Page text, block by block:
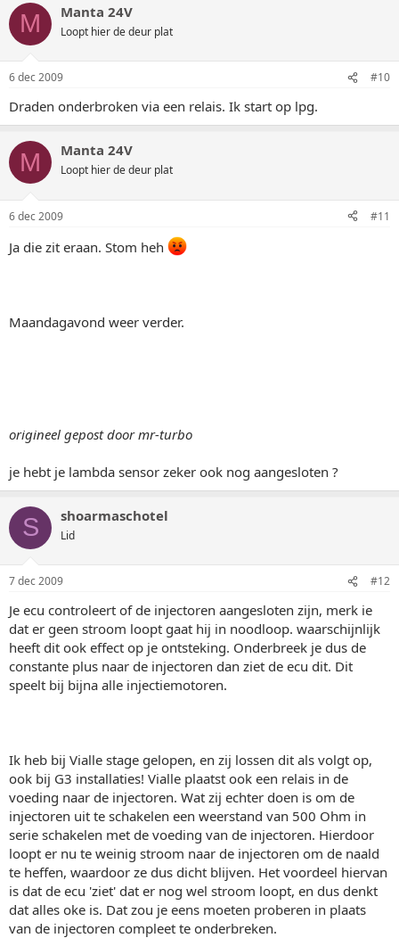
M Manta 24V
Loopt hier de deur plat
6 dec 2009 #10
Draden onderbroken via een relais. Ik start op lpg.
M Manta 24V
Loopt hier de deur plat
6 dec 2009 #11
Ja die zit eraan. Stom heh
Maandagavond weer verder.
origineel gepost door mr-turbo
je hebt je lambda sensor zeker ook nog aangesloten ?
S shoarmaschotel
Lid
7 dec 2009 #12
Je ecu controleert of de injectoren aangesloten zijn, merk ie
dat er geen stroom loopt gaat hij in noodloop. waarschijnlijk
heeft dit ook effect op je ontsteking. Onderbreek je dus de
constante plus naar de injectoren dan ziet de ecu dit. Dit
speelt bij bijna alle injectiemotoren.
Ik heb bij Vialle stage gelopen, en zij lossen dit als volgt op,
ook bij G3 installaties! Vialle plaatst ook een relais in de
voeding naar de injectoren. Wat zij echter doen is om de
injectoren uit te schakelen een weerstand van 500 Ohm in
serie schakelen met de voeding van de injectoren. Hierdoor
loopt er nu te weinig stroom naar de injectoren om de naald
te heffen, waardoor ze dus dicht blijven. Het voordeel hiervan
is dat de ecu 'ziet' dat er nog wel stroom loopt, en dus denkt
dat alles oke is. Dat zou je eens moeten proberen in plaats
van de injectoren compleet te onderbreken.